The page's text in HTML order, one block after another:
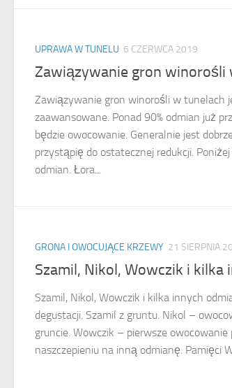
UPRAWA W TUNELU 6 CZERWCA 2019
Zawiązywanie gron winorośli
Zawiązywanie gron winorośli w tunelach
zaawansowane. Ponad 90% odmian już
będzie owocowanie. Generalnie jest
przystąpię do ostatecznej redukcji.
odmian. Łora...
GRONA I OWOCUJĄCE KRZEWY 21 SIERPNIA
Szamil, Nikol, Wowczik i kilka
Szamil, Nikol, Wowczik i kilka innych
degustacji. Szamil z gruntu. Nikol –
gruncie. Wowczik – pierwsze owocowanie
naszczepieniu na inną odmianę. Pamięci